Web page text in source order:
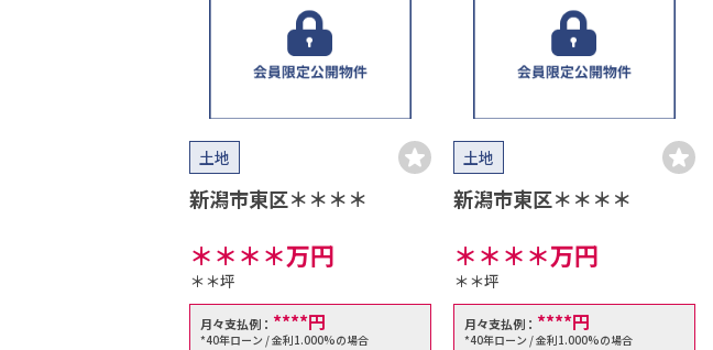
土地
新潟市東区＊＊＊＊
＊＊＊＊万円
＊＊坪
月々支払例： ****円
*40年ローン / 金利1.000%の場合
土地
新潟市東区＊＊＊＊
＊＊＊＊万円
＊＊坪
月々支払例： ****円
*40年ローン / 金利1.000%の場合